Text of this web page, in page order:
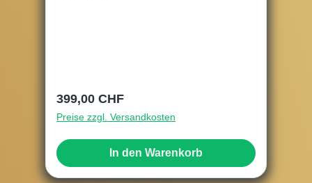
Regulärer Preis:
399,00 CHF
Preise zzgl. Versandkosten
In den Warenkorb